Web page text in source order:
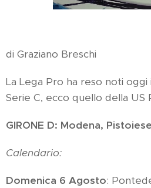
di Graziano Breschi
La Lega Pro ha reso noti oggi
Serie C, ecco quello della US
GIRONE D: Modena,
Calendario:
Domenica 6 Agosto: